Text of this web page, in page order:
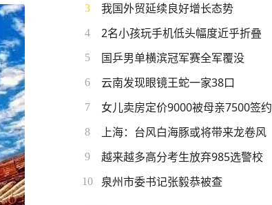
3 我国外贸延续良好增长态势
4 2名小孩玩手机低头幅度近乎折叠
5 国乒男单横滨冠军赛全军覆没
6 云南发现眼镜王蛇一家38口
7 女儿卖房定价9000被母亲7500签约
8 上海：台风白海豚或将带来龙卷风
9 越来越多高分考生放弃985选警校
10 泉州市委书记张毅恭被查